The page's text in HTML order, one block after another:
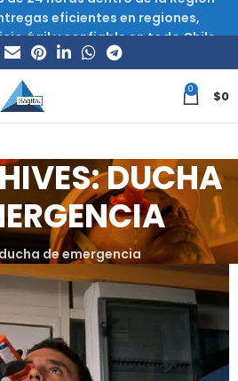
0 $0
DUCHA
de emergencia
eficientes en regiones,
ágil y confiable en todo Chile.